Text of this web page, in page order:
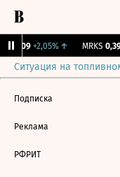
0,209 +2,05%↑ MRKS
Ситуация на
Подписка
Реклама
РФРИТ